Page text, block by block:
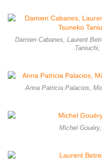
Damien Cabanes, Laurent
Anna Patricia Palacios,
Michel